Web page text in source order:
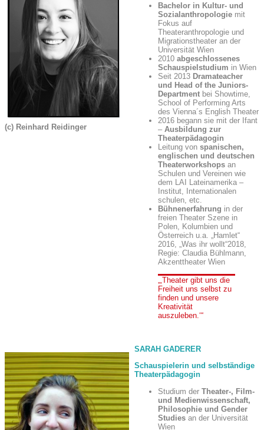
(c) Reinhard Reidinger
Bachelor in Kultur- und
Sozialanthropologiemit
Fokus auf
Theateranthropologie und
Migrationstheater an der
Universität Wien
2010 abgeschlossenes
Schauspielstudium in Wien
Seit 2013 Dramateacher
und Head of the Juniors-
Departmentbei Showtime,
School of Performing Arts
des Vienna´s English Theater
2016 begann sie mit der Ifant
– Ausbildung zur
Theaterpädagogin
Leitung von spanischen,
englischen und deutschen
Theaterworkshopsan
Schulen und Vereinen wie
dem LAI Lateinamerika –
Institut, Internationalen
schulen, etc.
Bühnenerfahrung in der
freien Theater Szene in
Polen, Kolumbien und
Österreich u.a. „Hamlet“
2016, „Was ihr wollt“2018,
Regie: Claudia Bühlmann,
Akzenttheater Wien
Theater gibt uns die
Freiheit uns selbst zu
finden und unsere
Kreativität
auszuleben.
SARAH GADERER
Schauspielerin und selbständige
Theaterpädagogin
Studium der Theater-, Film-
und Medienwissenschaft,
Philosophie und Gender
Studiesan der Universität
Wien